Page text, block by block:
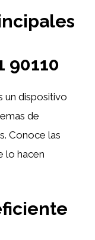
90110
un dispositivo
de
Conoce las
lo hacen